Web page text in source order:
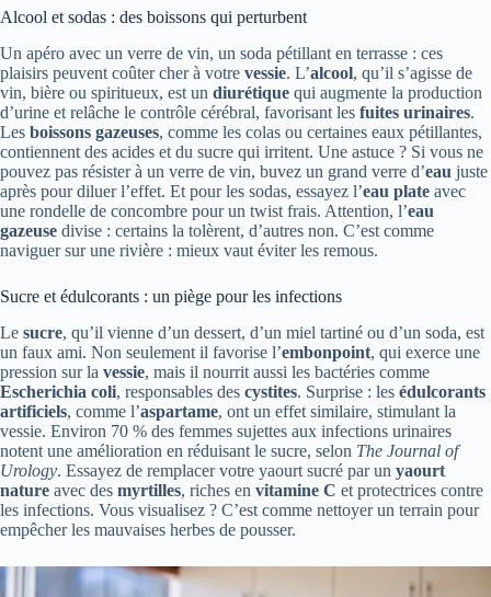
Alcool et sodas : des boissons qui perturbent
Un apéro avec un verre de vin, un soda pétillant en terrasse : ces
plaisirs peuvent coûter cher à votre vessie. L’alcool, qu’il s’agisse de
vin, bière ou spiritueux, est un diurétique qui augmente la production
d’urine et relâche le contrôle cérébral, favorisant les fuites urinaires.
Les boissons gazeuses, comme les colas ou certaines eaux pétillantes,
contiennent des acides et du sucre qui irritent. Une astuce ? Si vous ne
pouvez pas résister à un verre de vin, buvez un grand verre d’eau juste
après pour diluer l’effet. Et pour les sodas, essayez l’eau plate avec
une rondelle de concombre pour un twist frais. Attention, l’eau
gazeuse divise : certains la tolèrent, d’autres non. C’est comme
naviguer sur une rivière : mieux vaut éviter les remous.
Sucre et édulcorants : un piège pour les infections
Le sucre, qu’il vienne d’un dessert, d’un miel tartiné ou d’un soda, est
un faux ami. Non seulement il favorise l’embonpoint, qui exerce une
pression sur la vessie, mais il nourrit aussi les bactéries comme
Escherichia coli, responsables des cystites. Surprise : les édulcorants
artificiels, comme l’aspartame, ont un effet similaire, stimulant la
vessie. Environ 70 % des femmes sujettes aux infections urinaires
notent une amélioration en réduisant le sucre, selon The Journal of
Urology. Essayez de remplacer votre yaourt sucré par un yaourt
nature avec des myrtilles, riches en vitamine C et protectrices contre
les infections. Vous visualisez ? C’est comme nettoyer un terrain pour
empêcher les mauvaises herbes de pousser.